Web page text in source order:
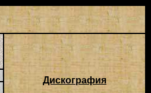
Дискография